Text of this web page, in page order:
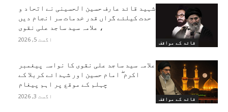
قائد کے مواقف
شہید قائد عارف حسین الحسینی نے اتحاد و
حدت کیلئے گراں قدر خدمات سر انجام دیں
، علامہ سید ساجد علی نقوی
اگست 5, 2026
قائد کے مواقف
علامہ سید ساجد علی نقوی کا نواسہ پیغمبر
اکرم ۖ امام حسین اور شہدائے کربلا کے
چہلم کے موقع پر اہم پیغام
اگست 3, 2026